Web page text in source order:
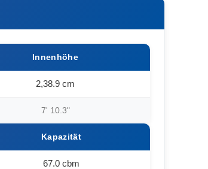
Innenhöhe
2,38.9 cm
7' 10.3"
Kapazität
67.0 cbm